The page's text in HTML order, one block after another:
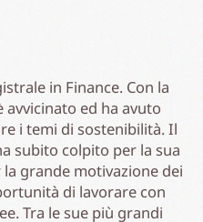
in Finance. Con la
avvicinato ed ha avuto
i temi di sostenibilità. Il
subito colpito per la sua
grande motivazione dei
di lavorare con
Tra le sue più grandi